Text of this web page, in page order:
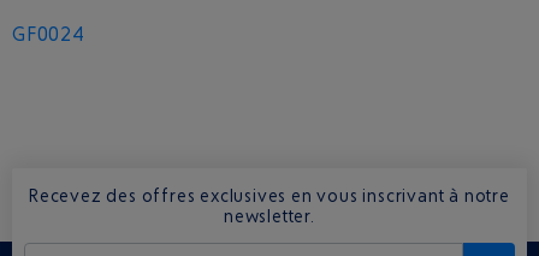
GF0024
Recevez des offres exclusives en vous inscrivant à notre
newsletter.